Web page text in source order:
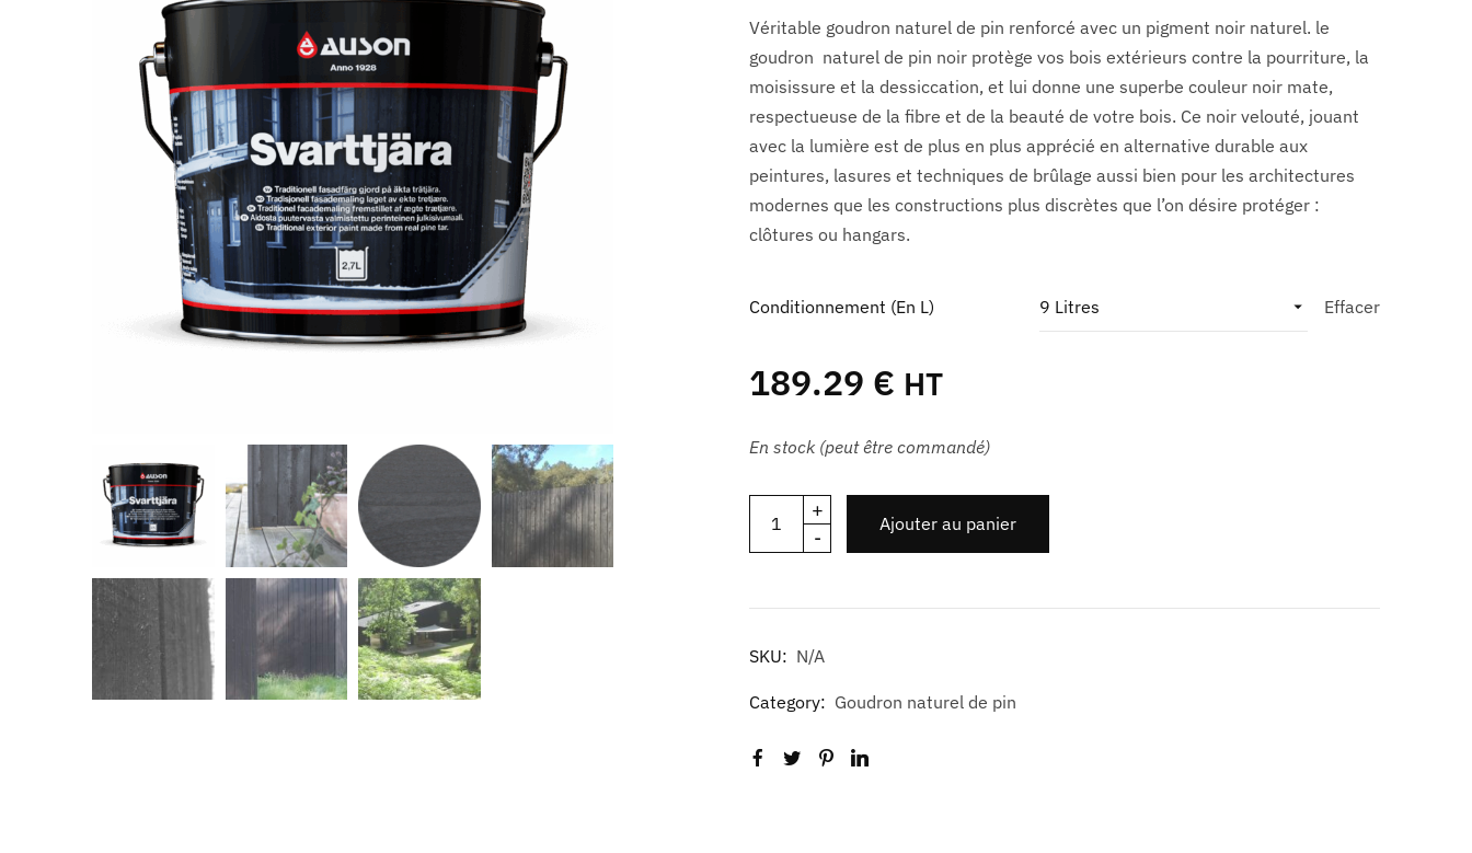
Véritable goudron naturel de pin renforcé avec un pigment noir naturel. le
goudron naturel de pin noir protège vos bois extérieurs contre la pourriture, la
moisissure et la dessiccation, et lui donne une superbe couleur noir mate,
respectueuse de la fibre et de la beauté de votre bois. Ce noir velouté, jouant
avec la lumière est de plus en plus apprécié en alternative durable aux
peintures, lasures et techniques de brûlage aussi bien pour les architectures
modernes que les constructions plus discrètes que l’on désire protéger :
clôtures ou hangars.
Conditionnement (en L) Effacer
189.29 € HT
En stock (peut être commandé)
-
+
Ajouter au panier
SKU: N/A
Category: Goudron naturel de pin